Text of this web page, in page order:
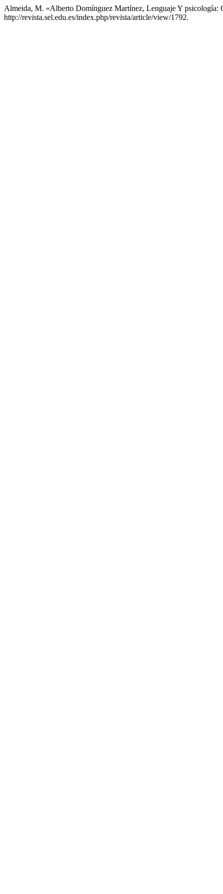
Almeida, M. «Alberto Domínguez Martínez, Lenguaje Y
http://revista.sel.edu.es/index.php/revista/article/view/1792.